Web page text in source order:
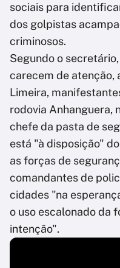
sociais para
dos golpistas
criminosos.
Segundo o
carecem de atenção,
Limeira,
rodovia Anhanguera,
chefe da pasta de
está "à disposição"
as forças de
comandantes de
cidades "na
o uso escalonado da
intenção".